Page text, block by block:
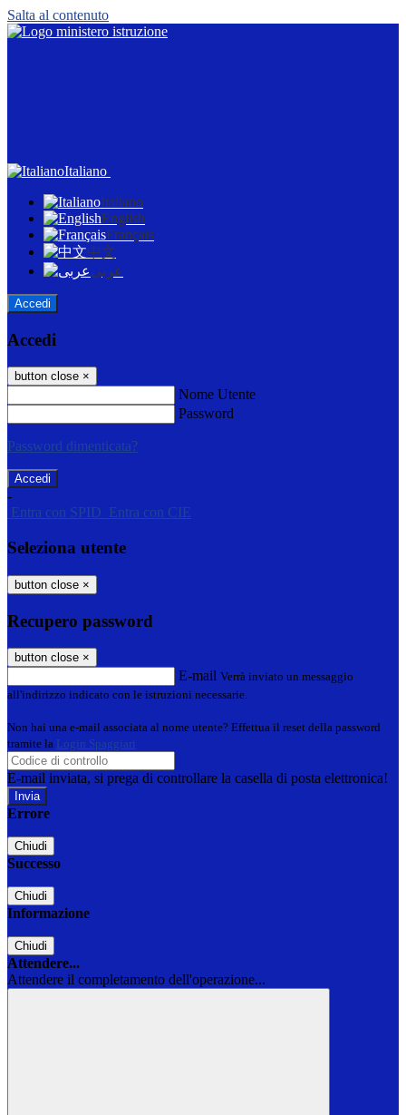
Salta al contenuto
Italiano
Italiano
English
Français
中文
عربى
Accedi
Accedi
button close ×
Nome Utente
Password
Password dimenticata?
-
Entra con SPID
Entra con CIE
Seleziona utente
button close ×
Recupero password
button close ×
E-mail Verrà inviato un messaggio
all'indirizzo indicato con le istruzioni necessarie.
Non hai una e-mail associata al nome utente? Effettua il reset della password
tramite la Login Spaggiari
E-mail inviata, si prega di controllare la casella di posta elettronica!
Errore
Chiudi
Successo
Chiudi
Informazione
Chiudi
Attendere...
Attendere il completamento dell'operazione...